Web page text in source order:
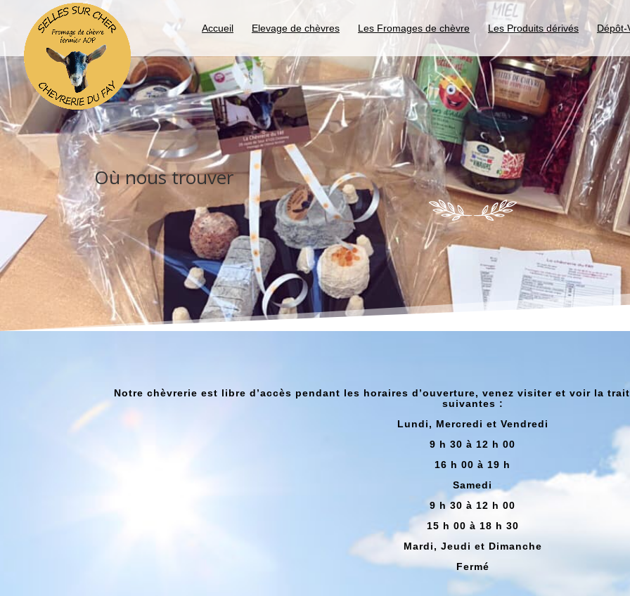
Accueil Elevage de chèvres Les Fromages de chèvre Les Produits dérivés Dépôt-
Où nous trouver
Notre chèvrerie est libre d’accès pendant les horaires d’ouverture, venez visiter et voir la
suivantes :
Lundi, Mercredi et Vendredi
9 h 30 à 12 h 00
16 h 00 à 19 h
Samedi
9 h 30 à 12 h 00
15 h 00 à 18 h 30
Mardi, Jeudi et Dimanche
Fermé